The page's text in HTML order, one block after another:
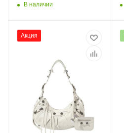
В наличии
Акция